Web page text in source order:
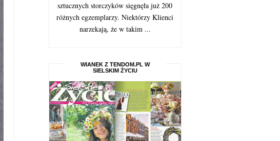
sztucznych storczyków sięgnęła już 200
różnych egzemplarzy. Niektórzy Klienci
narzekają, że w takim ...
WIANEK Z TENDOM.PL W
SIELSKIM ŻYCIU